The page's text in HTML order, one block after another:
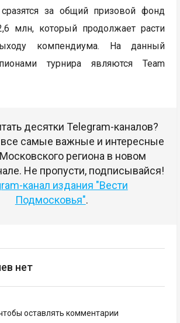
за общий призовой фонд
млн, который продолжает расти
компендиума. На данный
турнира являются Team
десятки Telegram-каналов?
самые важные и интересные
региона в новом
Не пропусти, подписывайся!
канал издания "Вести
Подмосковья".
нет
оставлять комментарии